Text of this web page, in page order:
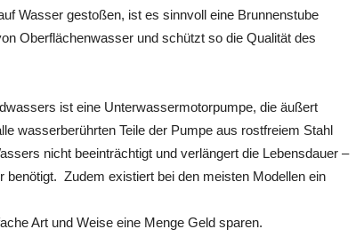
Wasser gestoßen, ist es sinnvoll eine Brunnenstube
Oberflächenwasser und schützt so die Qualität des
ist eine Unterwassermotorpumpe, die äußert
wasserberührten Teile der Pumpe aus rostfreiem Stahl
nicht beeinträchtigt und verlängert die Lebensdauer –
Zudem existiert bei den meisten Modellen ein
Art und Weise eine Menge Geld sparen.